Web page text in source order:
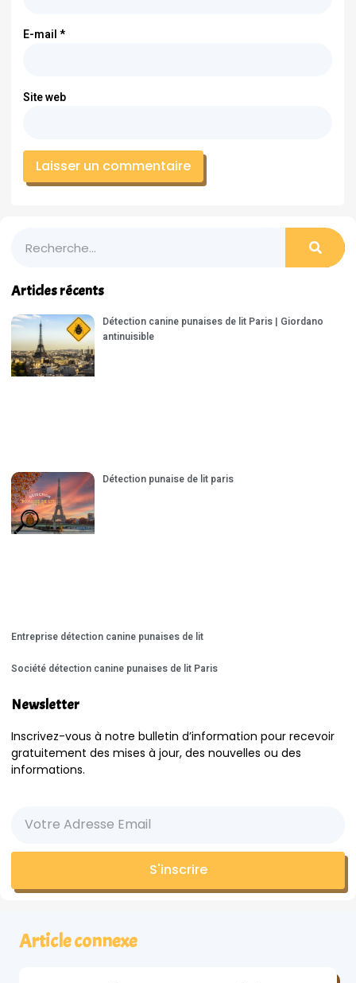
E-mail*
Site web
Articles récents
Détection canine punaises de lit Paris | Giordano
antinuisible
Détection punaise de lit paris
Entreprise détection canine punaises de lit
Société détection canine punaises de lit Paris
Newsletter
Inscrivez-vous à notre bulletin d’information pour recevoir
gratuitement des mises à jour, des nouvelles ou des
informations.
S'inscrire
Article connexe